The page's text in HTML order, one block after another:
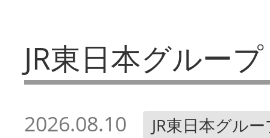
JR東日本グループ
2026.08.10 JR東日本グル